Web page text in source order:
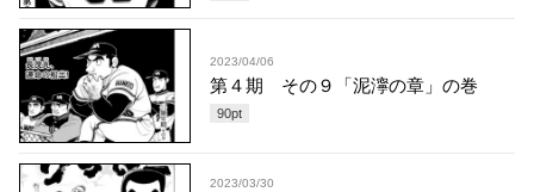
2023/04/06
第４期 その９「泥濘の章」の巻
90pt
2023/03/30